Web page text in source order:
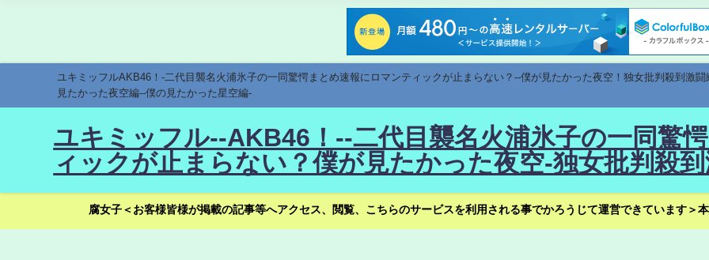
ユキミッフルAKB46！-二代目襲名火浦氷子の一同驚愕まとめ速報にロマンティックが止まらない？--僕が見たかった夜空！独女批判殺到激
見たかった夜空編--僕の見たかった星空編-
ユキミッフル--AKB46！--二代目襲名火浦氷子の一同驚
ィックが止まらない？僕が見たかった夜空-独女批判殺
腐女子＜お客様皆様が掲載の記事等へアクセス、閲覧、こちらのサービスを利用される事でかろうじて運営できています＞